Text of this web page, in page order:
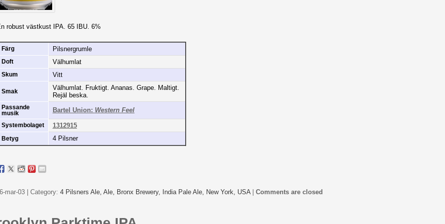
robust västkust IPA. 65 IBU. 6%
Färg Pilsnergrumle
Doft Välhumlat
Skum Vitt
Smak
Välhumlat. Fruktigt. Ananas. Grape. Maltigt.
Rejäl beska.
Passande
musik
Bartel Union: Western Feel
Systembolaget 1312915
Betyg 4 Pilsner
mar-03 | Category: 4 Pilsners Ale, Ale, Bronx Brewery, India Pale Ale, New York, USA| Comments are closed